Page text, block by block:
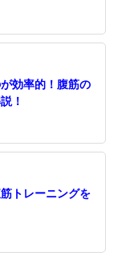
効率的！腹筋の
！
トレーニングを